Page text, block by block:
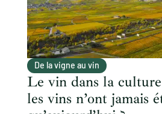
De la vigne au vin
Le vin dans la
les vins n’ont jamais